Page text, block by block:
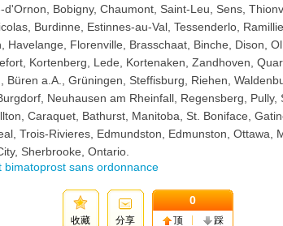
d'Ornon, Bobigny, Chaumont, Saint-Leu, Sens,
Burdinne, Estinnes-au-Val, Tessenderlo,
Havelange, Florenville, Brasschaat, Binche, Dison,
Kortenberg, Lede, Kortenaken, Zandhoven,
Büren a.A., Grüningen, Steffisburg, Riehen,
Neuhausen am Rheinfall, Regensberg, Pully,
Caraquet, Bathurst, Manitoba, St. Boniface,
Trois-Rivieres, Edmundston, Edmunston, Ottawa,
Sherbrooke, Ontario.
bimatoprost sans ordonnance
收藏 分享
0
顶 踩